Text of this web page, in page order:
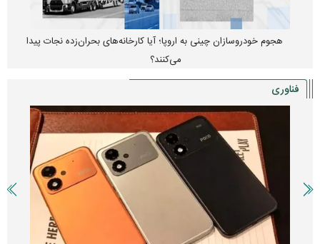
هجوم خودروسازان چینی به اروپا؛ آیا کارخانه‌های بحران‌زده نجات پیدا
می‌کنند؟
فناوری